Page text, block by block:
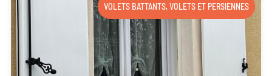
VOLETS BATTANTS,VOLETS ET PERSIENNES